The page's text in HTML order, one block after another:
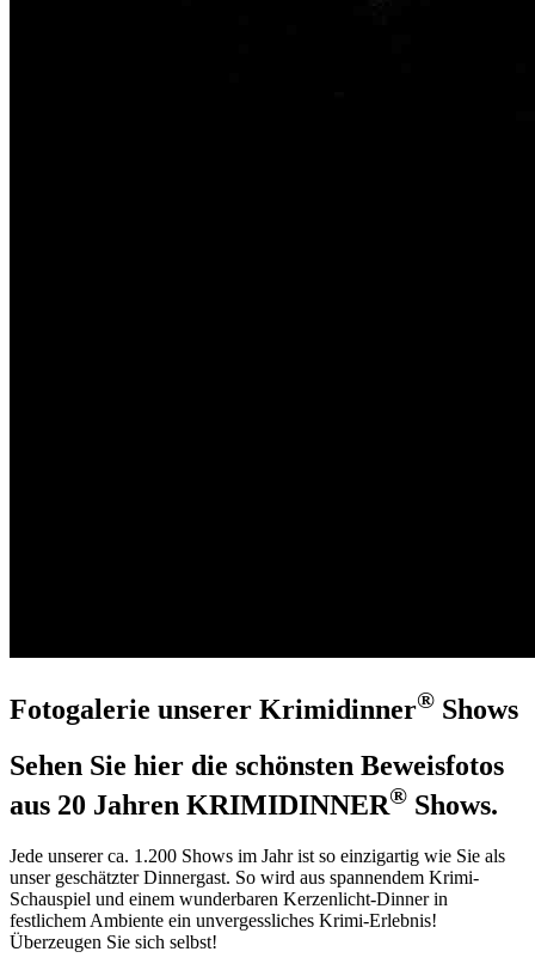
Fotogalerie unserer Krimidinner® Shows
Sehen Sie hier die schönsten Beweisfotos
aus 20 Jahren KRIMIDINNER® Shows.
Jede unserer ca. 1.200 Shows im Jahr ist so einzigartig wie Sie als
unser geschätzter Dinnergast. So wird aus spannendem Krimi-
Schauspiel und einem wunderbaren Kerzenlicht-Dinner in
festlichem Ambiente ein unvergessliches Krimi-Erlebnis!
Überzeugen Sie sich selbst!